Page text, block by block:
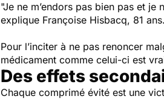
"Je ne m’endors pas bien pas et
explique Françoise Hisbacq, 81 ans.
Pour l’inciter à ne pas renoncer
médicament comme celui-ci est
Des effets
Chaque comprimé évité est une